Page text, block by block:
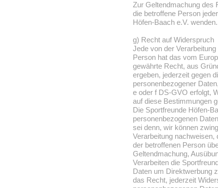
Zur Geltendmachung des
die betroffene Person
Höfen-Baach e.V. wenden.
g) Recht auf Widerspruch
Jede von der
Person hat das vom
gewährte Recht, aus
ergeben, jederzeit gegen
personenbezogener
e oder f DS-GVO erfolgt,
auf diese Bestimmungen
Die Sportfreunde Höfen-
personenbezogenen
sei denn, wir können
Verarbeitung nachweisen,
der betroffenen Person
Geltendmachung,
Verarbeiten die
Daten um Direktwerbung
das Recht, jederzeit